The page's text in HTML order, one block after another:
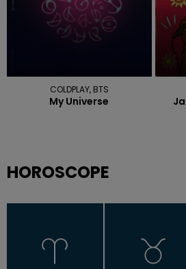
COLDPLAY, BTS
My Universe
HOROSCOPE